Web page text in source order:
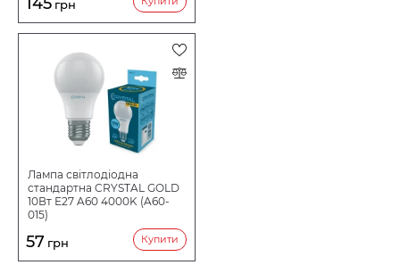
грн
Лампа світлодіодна
стандартна CRYSTAL GOLD
10Вт Е27 A60 4000K (A60-
015)
57 грн Купити